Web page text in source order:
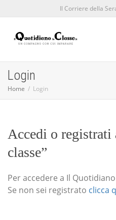
Il Corriere della
Login
Home Login
Accedi o
classe”
Per accedere a Il
Se non sei registrato clicca